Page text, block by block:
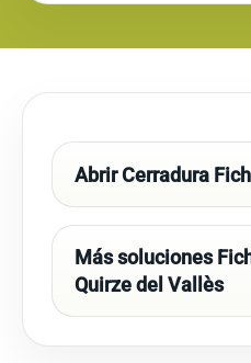
Abrir Cerradura
Más soluciones
Quirze del Vallès